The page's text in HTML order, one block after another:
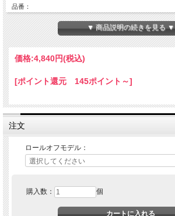
品番：
067-40695（EKS-S）
067-40710（GOX）
▼ 商品説明の続きを見る ▼
価格:4,840円(税込)
[ポイント還元 145ポイント～]
注文
ロールオフモデル：
購入数： 個